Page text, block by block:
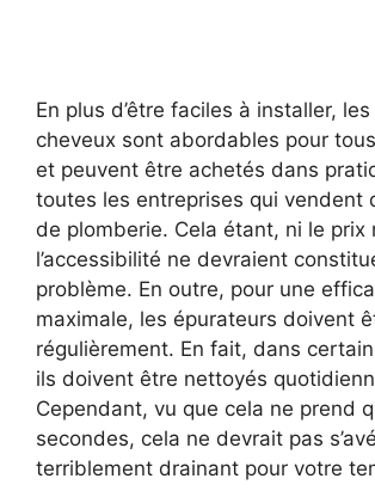
En plus d’être faciles à installer,
cheveux sont abordables pour
et peuvent être achetés dans
toutes les entreprises qui vendent
de plomberie. Cela étant, ni le prix
l’accessibilité ne devraient
problème. En outre, pour une
maximale, les épurateurs doivent
régulièrement. En fait, dans
ils doivent être nettoyés
Cependant, vu que cela ne prend
secondes, cela ne devrait pas
terriblement drainant pour votre